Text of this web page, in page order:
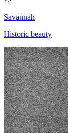
Savannah
Historic beauty